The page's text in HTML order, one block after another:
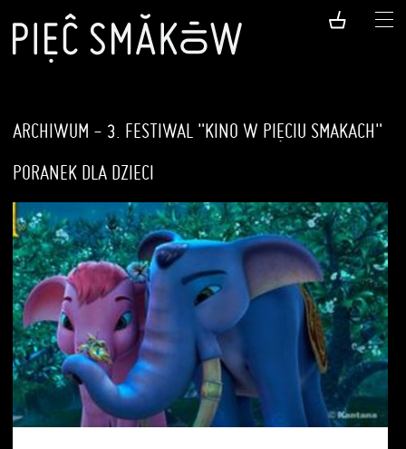
ARCHIWUM - 3. FESTIWAL "KINO W PIĘCIU SMAKACH"
PORANEK DLA DZIECI